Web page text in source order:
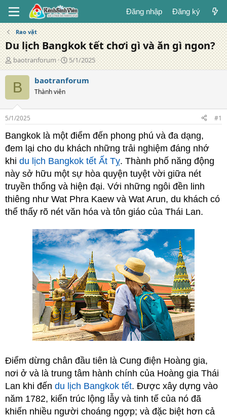
Đăng nhập Đăng ký
Rao vặt
Du lịch Bangkok tết chơi gì và ăn gì ngon?
T
á
c
g
ả
baotranforum
N
g
à
g
5/1/2025
B baotranforum
Thành viên
5/1/2025 #1
Bangkok là một điểm đến phong phú và đa dạng,
đem lại cho du khách những trải nghiệm đáng nhớ
khi du lịch Bangkok tết Ất Tỵ. Thành phố năng động
này sở hữu một sự hòa quyện tuyệt vời giữa nét
truyền thống và hiện đại. Với những ngôi đền linh
thiêng như Wat Phra Kaew và Wat Arun, du khách có
thể thấy rõ nét văn hóa và tôn giáo của Thái Lan.
Điểm dừng chân đầu tiên là Cung điện Hoàng gia,
nơi ở và là trung tâm hành chính của Hoàng gia Thái
Lan khi đến du lịch Bangkok tết. Được xây dựng vào
năm 1782, kiến trúc lộng lẫy và tinh tế của nó đã
khiến nhiều người choáng ngợp; và đặc biệt hơn cả